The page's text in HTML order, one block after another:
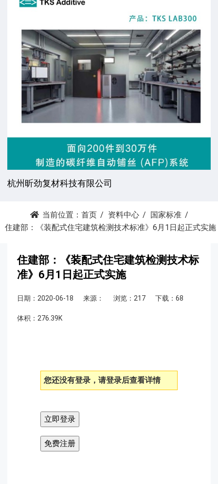
杭州昕劲复材科技有限公司
当前位置： 首页 资料中心
国家标准
住建部：《装配式住宅建筑检测技术标准》6月1日起正式实施
住建部：《装配式住宅建筑检测技术标
准》6月1日起正式实施
日期：2020-06-18 来源： 浏览：217 下载：68
体积：276.39K
您还没有登录，请登录后查看详情